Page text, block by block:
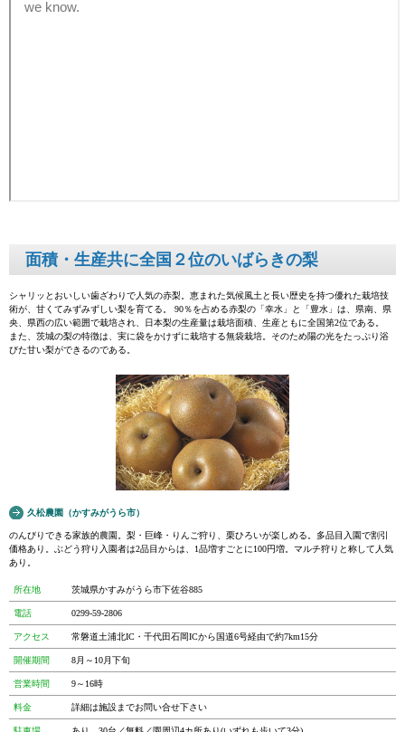
面積・生産共に全国２位のいばらきの梨
シャリッとおいしい歯ざわりで人気の赤梨。恵まれた気候風土と長い歴史を持つ優れた栽培技
術が、甘くてみずみずしい梨を育てる。 90％を占める赤梨の「幸水」と「豊水」は、県南、県
央、県西の広い範囲で栽培され、日本梨の生産量は栽培面積、生産ともに全国第2位である。
また、茨城の梨の特徴は、実に袋をかけずに栽培する無袋栽培。そのため陽の光をたっぷり浴
びた甘い梨ができるのである。
久松農園（かすみがうら市）
のんびりできる家族的農園。梨・巨峰・りんご狩り、栗ひろいが楽しめる。多品目入園で割引
価格あり。ぶどう狩り入園者は2品目からは、1品増すごとに100円増。マルチ狩りと称して人気
あり。
所在地 茨城県かすみがうら市下佐谷885
電話 0299-59-2806
アクセス 常磐道土浦北IC・千代田石岡ICから国道6号経由で約7km15分
開催期間 8月～10月下旬
営業時間 9～16時
料金 詳細は施設までお問い合せ下さい